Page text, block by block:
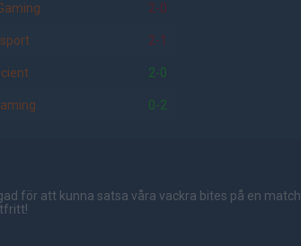
2-0
2-1
2-0
0-2
för att kunna satsa våra vackra bites på en